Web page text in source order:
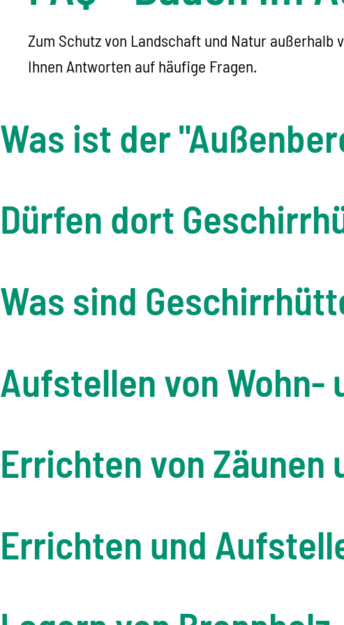
Zum Schutz von Landschaft und Natur außerhalb
Ihnen Antworten auf häufige Fragen.
Was ist der
Dürfen dort
Was sind
Aufstellen von Wohn-
Errichten von Zäunen
Errichten und